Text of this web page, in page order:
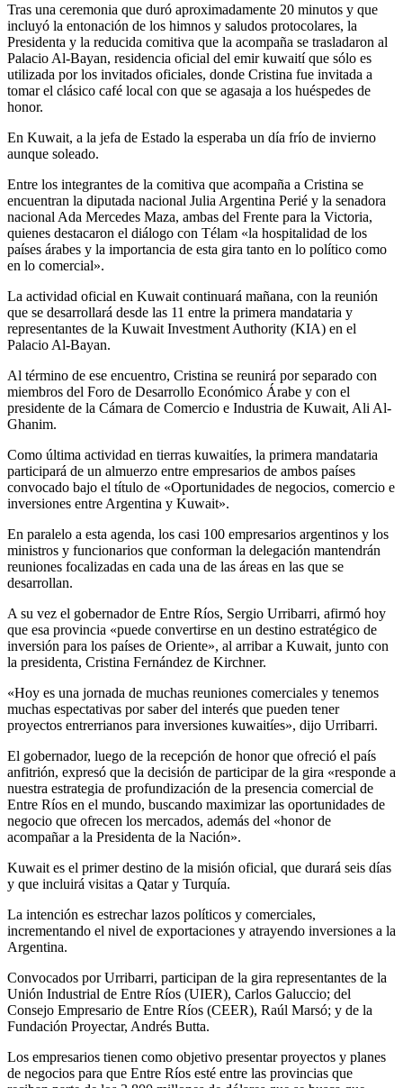
Tras una ceremonia que duró aproximadamente 20 minutos y que
incluyó la entonación de los himnos y saludos protocolares, la
Presidenta y la reducida comitiva que la acompaña se trasladaron al
Palacio Al-Bayan, residencia oficial del emir kuwaití que sólo es
utilizada por los invitados oficiales, donde Cristina fue invitada a
tomar el clásico café local con que se agasaja a los huéspedes de
honor.
En Kuwait, a la jefa de Estado la esperaba un día frío de invierno
aunque soleado.
Entre los integrantes de la comitiva que acompaña a Cristina se
encuentran la diputada nacional Julia Argentina Perié y la senadora
nacional Ada Mercedes Maza, ambas del Frente para la Victoria,
quienes destacaron el diálogo con Télam «la hospitalidad de los
países árabes y la importancia de esta gira tanto en lo político como
en lo comercial».
La actividad oficial en Kuwait continuará mañana, con la reunión
que se desarrollará desde las 11 entre la primera mandataria y
representantes de la Kuwait Investment Authority (KIA) en el
Palacio Al-Bayan.
Al término de ese encuentro, Cristina se reunirá por separado con
miembros del Foro de Desarrollo Económico Árabe y con el
presidente de la Cámara de Comercio e Industria de Kuwait, Ali Al-
Ghanim.
Como última actividad en tierras kuwaitíes, la primera mandataria
participará de un almuerzo entre empresarios de ambos países
convocado bajo el título de «Oportunidades de negocios, comercio e
inversiones entre Argentina y Kuwait».
En paralelo a esta agenda, los casi 100 empresarios argentinos y los
ministros y funcionarios que conforman la delegación mantendrán
reuniones focalizadas en cada una de las áreas en las que se
desarrollan.
A su vez el gobernador de Entre Ríos, Sergio Urribarri, afirmó hoy
que esa provincia «puede convertirse en un destino estratégico de
inversión para los países de Oriente», al arribar a Kuwait, junto con
la presidenta, Cristina Fernández de Kirchner.
«Hoy es una jornada de muchas reuniones comerciales y tenemos
muchas espectativas por saber del interés que pueden tener
proyectos entrerrianos para inversiones kuwaitíes», dijo Urribarri.
El gobernador, luego de la recepción de honor que ofreció el país
anfitrión, expresó que la decisión de participar de la gira «responde a
nuestra estrategia de profundización de la presencia comercial de
Entre Ríos en el mundo, buscando maximizar las oportunidades de
negocio que ofrecen los mercados, además del «honor de
acompañar a la Presidenta de la Nación».
Kuwait es el primer destino de la misión oficial, que durará seis días
y que incluirá visitas a Qatar y Turquía.
La intención es estrechar lazos políticos y comerciales,
incrementando el nivel de exportaciones y atrayendo inversiones a la
Argentina.
Convocados por Urribarri, participan de la gira representantes de la
Unión Industrial de Entre Ríos (UIER), Carlos Galuccio; del
Consejo Empresario de Entre Ríos (CEER), Raúl Marsó; y de la
Fundación Proyectar, Andrés Butta.
Los empresarios tienen como objetivo presentar proyectos y planes
de negocios para que Entre Ríos esté entre las provincias que